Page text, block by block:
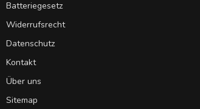
Batteriegesetz
Widerrufsrecht
Datenschutz
Kontakt
Über uns
Sitemap